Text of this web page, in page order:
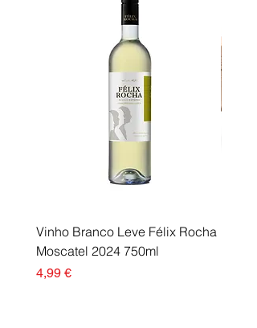
OfficeJet Pro 9132e HP OfficeJet
Pro 9133 HP OfficeJet Pro 9135e
HP OfficeJet Pro 9700 Series HP
OfficeJet Pro 9720 HP OfficeJet
Pro 9720e HP OfficeJet Pro 9730
HP OfficeJet Pro 9730e
Vinho Branco Leve Félix Rocha
Moscatel 2024 750ml
Preço
4,99 €